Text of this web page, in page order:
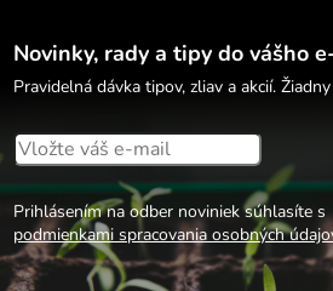
Novinky, rady a tipy do vášho
Pravidelná dávka tipov, zliav a akcií.
Prihlásením na odber noviniek súhlasíte s
podmienkami spracovania osobných